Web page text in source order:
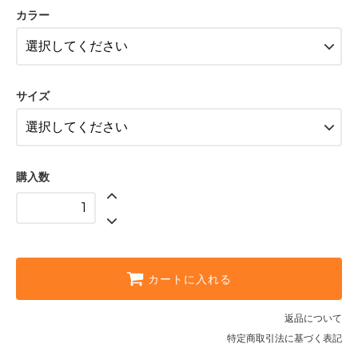
カラー変更
62,800円(税込69,080円)
カラー
サイズ
購入数
カートに入れる
返品について
特定商取引法に基づく表記